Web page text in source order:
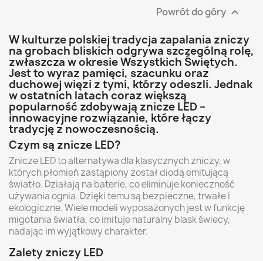
Powrót do góry 
W kulturze polskiej tradycja zapalania zniczy
na grobach bliskich odgrywa szczególną rolę,
zwłaszcza w okresie Wszystkich Świętych.
Jest to wyraz pamięci, szacunku oraz
duchowej więzi z tymi, którzy odeszli. Jednak
w ostatnich latach coraz większą
popularność zdobywają znicze LED –
innowacyjne rozwiązanie, które łączy
tradycję z nowoczesnością.
Czym są znicze LED?
Znicze LED to alternatywa dla klasycznych zniczy, w
których płomień zastąpiony został diodą emitującą
światło. Działają na baterie, co eliminuje konieczność
używania ognia. Dzięki temu są bezpieczne, trwałe i
ekologiczne. Wiele modeli wyposażonych jest w funkcję
migotania światła, co imituje naturalny blask świecy,
nadając im wyjątkowy charakter.
Zalety zniczy LED